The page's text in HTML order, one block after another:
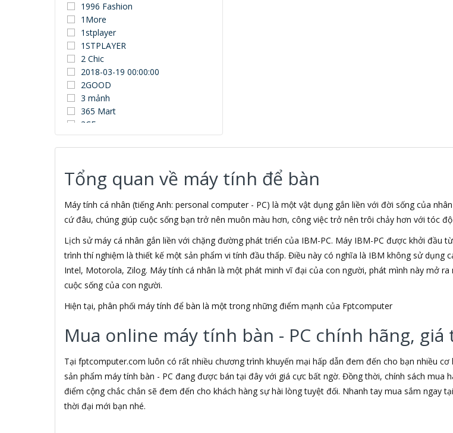
1996 Fashion
1More
1stplayer
1STPLAYER
2 Chic
2018-03-19 00:00:00
2GOOD
3 mảnh
365 Mart
3CE
3Dconnexion
3DUN
3M
3NOD
3OneData
4D
5ASYSTEMS
7Gift Shop
8848
A 100+
A Bonne
A Brand
A & T
Aardvark
Abel
Abo
ACASIS
Acatel
Acbel
Tổng quan về máy tính để bàn
Máy tính cá nhân (tiếng Anh: personal computer - PC) là một vật dụng gắn liền với đời sống của
cứ đâu, chúng giúp cuộc sống bạn trở nên muôn màu hơn, công việc trở nên trôi chảy hơn với tóc
Lịch sử máy cá nhân gắn liền với chặng đường phát triển của IBM-PC. Máy IBM-PC được khởi đầu
trình thí nghiệm là thiết kế một sản phẩm vi tính đầu thấp. Điều này có nghĩa là IBM không sử dụng
Intel, Motorola, Zilog. Máy tính cá nhân là một phát minh vĩ đại của con người, phát mình này mở
cuộc sống của con người.
Hiện tại, phân phối máy tính để bàn là một trong những điểm mạnh của Fptcomputer
Mua online máy tính bàn - PC chính hãng,
Tại fptcomputer.com luôn có rất nhiều chương trình khuyến mại hấp dẫn đem đến cho bạn nhiều
sản phẩm máy tính bàn - PC đang được bán tại đây với giá cực bất ngờ. Đồng thời, chính sách
điểm cộng chắc chắn sẽ đem đến cho khách hàng sự hài lòng tuyệt đối. Nhanh tay mua sắm
thời đại mới bạn nhé.